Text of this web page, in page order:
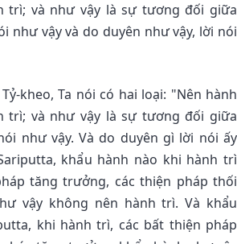
trì; và như vậy là sự tương đối giữa
như vậy và do duyên như vậy, lời nói
kheo, Ta nói có hai loại: "Nên hành
trì; và như vậy là sự tương đối giữa
như vậy. Và do duyên gì lời nói ấy
khẩu hành nào khi hành trì
tăng trưởng, các thiện pháp thối
vậy không nên hành trì. Và khẩu
khi hành trì, các bất thiện pháp